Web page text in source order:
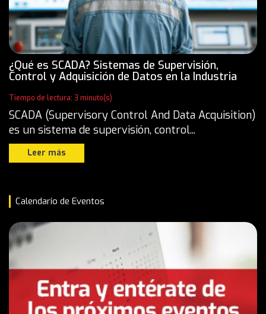
¿Qué es SCADA? Sistemas de Supervisión,
Control y Adquisición de Datos en la Industria
Tiempo de lectura: 3 minuto(s)
SCADA (Supervisory Control And Data Acquisition)
es un sistema de supervisión, control...
Leer más
Calendario de Eventos